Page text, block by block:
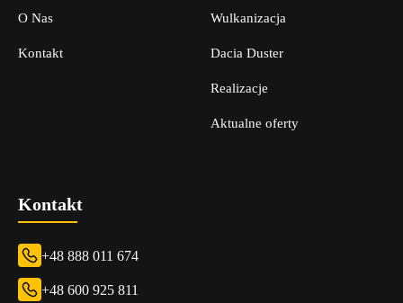
O Nas
Kontakt
Wulkanizacja
Dacia Duster
Realizacje
Aktualne oferty
Kontakt
+48 888 011 674
+48 600 925 811